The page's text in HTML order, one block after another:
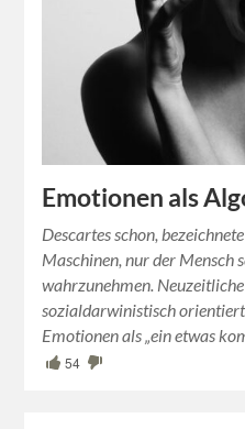
Emotionen als
Descartes schon,
Maschinen, nur der Mensch
wahrzunehmen.
sozialdarwinistisch
Emotionen als „ein etwas
54